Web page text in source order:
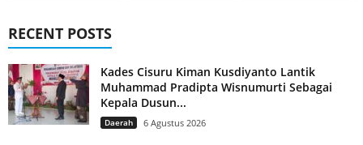
RECENT POSTS
Kades Cisuru Kiman Kusdiyanto Lantik
Muhammad Pradipta Wisnumurti Sebagai
Kepala Dusun...
Daerah 6 Agustus 2026